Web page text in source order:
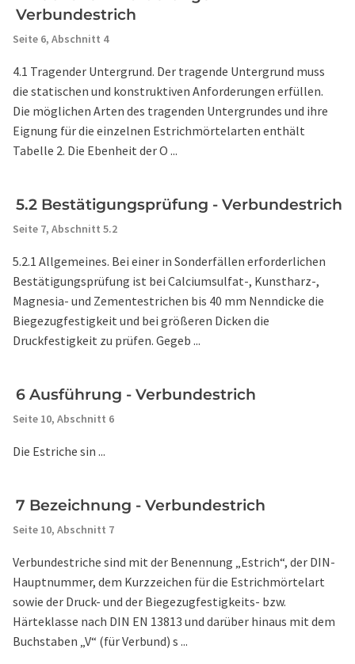
Verbundestrich
Seite 6, Abschnitt 4
4.1 Tragender Untergrund. Der tragende Untergrund muss
die statischen und konstruktiven Anforderungen erfüllen.
Die möglichen Arten des tragenden Untergrundes und ihre
Eignung für die einzelnen Estrichmörtelarten enthält
Tabelle 2. Die Ebenheit der O ...
5.2 Bestätigungsprüfung - Verbundestrich
Seite 7, Abschnitt 5.2
5.2.1 Allgemeines. Bei einer in Sonderfällen erforderlichen
Bestätigungsprüfung ist bei Calciumsulfat-, Kunstharz-,
Magnesia- und Zementestrichen bis 40 mm Nenndicke die
Biegezugfestigkeit und bei größeren Dicken die
Druckfestigkeit zu prüfen. Gegeb ...
6 Ausführung - Verbundestrich
Seite 10, Abschnitt 6
Die Estriche sin ...
7 Bezeichnung - Verbundestrich
Seite 10, Abschnitt 7
Verbundestriche sind mit der Benennung „Estrich“, der DIN-
Hauptnummer, dem Kurzzeichen für die Estrichmörtelart
sowie der Druck- und der Biegezugfestigkeits- bzw.
Härteklasse nach DIN EN 13813 und darüber hinaus mit dem
Buchstaben „V“ (für Verbund) s ...